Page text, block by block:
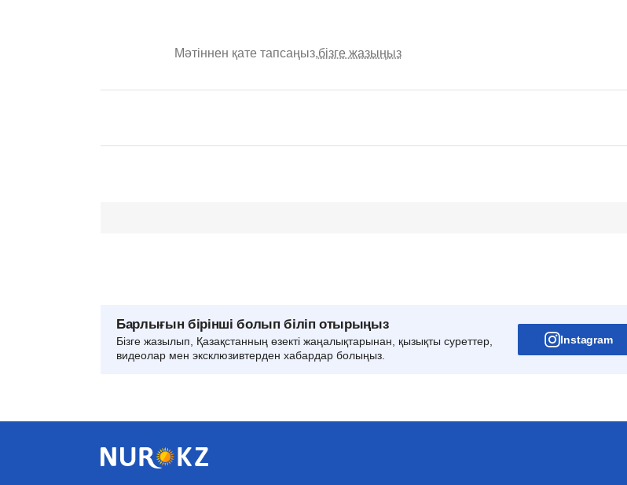
Мәтіннен қате тапсаңыз,бізге жазыңыз
Барлығын бірінші болып біліп отырыңыз
Бізге жазылып, Қазақстанның өзекті жаңалықтарынан, қызықты суреттер,
видеолар мен эксклюзивтерден хабардар болыңыз.
Instagram